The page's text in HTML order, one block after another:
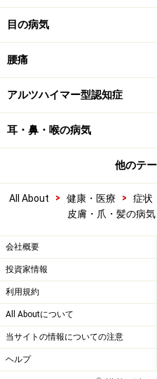
目の病気
腰痛
アルツハイマー型認知症
耳・鼻・喉の病気
他のテ
All About > 健康・医療 > 症状
皮膚・爪・髪の病
会社概要
投資家情報
利用規約
All Aboutについて
当サイトの情報についての注意
ヘルプ